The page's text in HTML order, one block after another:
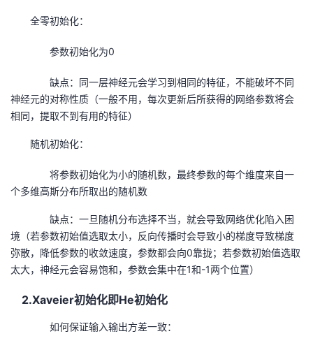
播
活
的
发
学
我
的我
Programs
的
持
的
我
全零初始化：
参数初始化为0
缺点：同一层神经元会学习到相同的特征，不能破坏不同
神经元的对称性质（一般不用，每次更新后所获得的网络参数将会
相同，提取不到有用的特征）
随机初始化：
将参数初始化为小的随机数，最终参数的每个维度来自一
个多维高斯分布所取出的随机数
缺点：一旦随机分布选择不当，就会导致网络优化陷入困
境（若参数初始值选取太小，反向传播时会导致小的梯度导致梯度
弥散，降低参数的收敛速度，参数都会向0靠拢；若参数初始值选取
太大，神经元会容易饱和，参数会集中在1和-1两个位置）
2.Xaveier初始化即He初始化
如何保证输入输出方差一致：